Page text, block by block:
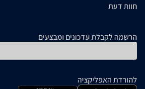
חוות דעת
הרשמה לקבלת עדכונים ומבצעים
להורדת האפליקציה